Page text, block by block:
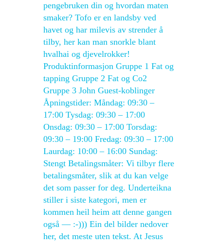
pengebruken din og hvordan maten
smaker? Tofo er en landsby ved
havet og har milevis av strender å
tilby, her kan man snorkle blant
hvalhai og djevelrokker!
Produktinformasjon Gruppe 1 Fat og
tapping Gruppe 2 Fat og Co2
Gruppe 3 John Guest-koblinger
Åpningstider: Måndag: 09:30 –
17:00 Tysdag: 09:30 – 17:00
Onsdag: 09:30 – 17:00 Torsdag:
09:30 – 19:00 Fredag: 09:30 – 17:00
Laurdag: 10:00 – 16:00 Sundag:
Stengt Betalingsmåter: Vi tilbyr flere
betalingsmåter, slik at du kan velge
det som passer for deg. Underteikna
stiller i siste kategori, men er
kommen heil heim att denne gangen
også — :-))) Ein del bilder nedover
her, det meste uten tekst. At Jesus